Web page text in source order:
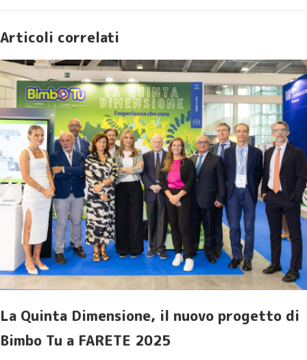
Articoli correlati
La Quinta Dimensione, il nuovo progetto di
Bimbo Tu a FARETE 2025